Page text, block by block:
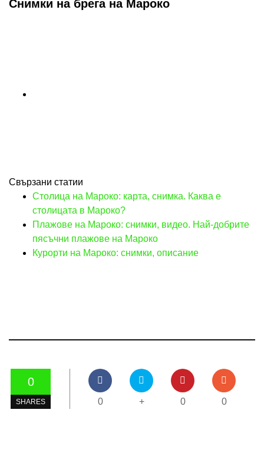
Снимки на брега на Мароко
Свързани статии
Столица на Мароко: карта, снимка. Каква е
столицата в Мароко?
Плажове на Мароко: снимки, видео. Най-добрите
пясъчни плажове на Мароко
Курорти на Мароко: снимки, описание
0
SHARES 0 + 0 0